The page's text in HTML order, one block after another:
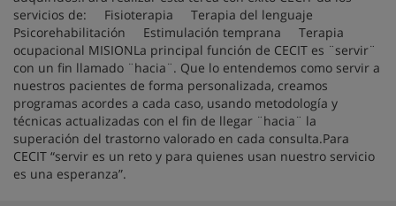
servicios de: Fisioterapia Terapia del lenguaje
Psicorehabilitación Estimulación temprana Terapia
ocupacional MISIONLa principal función de CECIT es ¨servir¨
con un fin llamado ¨hacia¨. Que lo entendemos como servir a
nuestros pacientes de forma personalizada, creamos
programas acordes a cada caso, usando metodología y
técnicas actualizadas con el fin de llegar ¨hacia¨ la
superación del trastorno valorado en cada consulta.Para
CECIT “servir es un reto y para quienes usan nuestro servicio
es una esperanza”.